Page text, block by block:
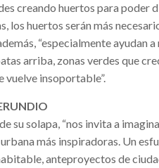
creando huertos para poder
los huertos serán más
“especialmente ayudan
arriba, zonas verdes que
vuelve insoportable”.
su solapa, “nos invita a
más inspiradoras. Un
anteproyectos de